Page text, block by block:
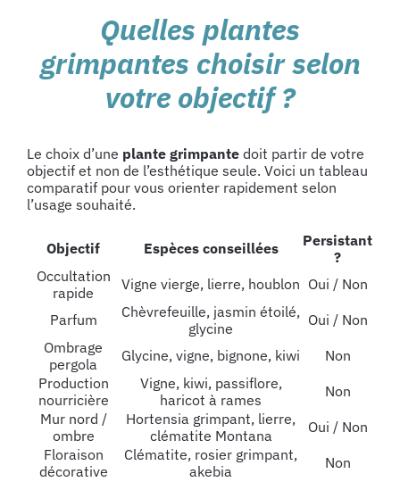
Quelles plantes
grimpantes choisir selon
votre objectif ?
Le choix d’une plante grimpante doit partir de votre
objectif et non de l’esthétique seule. Voici un tableau
comparatif pour vous orienter rapidement selon
l’usage souhaité.
Objectif Espèces conseillées
Persistant
?
Occultation
rapide
Vigne vierge, lierre, houblon Oui / Non
Parfum
Chèvrefeuille, jasmin étoilé,
glycine
Oui / Non
Ombrage
pergola
Glycine, vigne, bignone, kiwi
Non
Production
nourricière
Vigne, kiwi, passiflore,
haricot à rames
Non
Mur nord /
ombre
Hortensia grimpant, lierre,
clématite Montana
Oui / Non
Floraison
décorative
Clématite, rosier grimpant,
akebia
Non